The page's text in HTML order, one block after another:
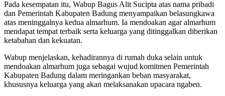
Pada kesempatan itu, Wabup Bagus Alit Sucipta atas nama pribadi
dan Pemerintah Kabupaten Badung menyampaikan belasungkawa
atas meninggalnya kedua almarhum. Ia mendoakan agar almarhum
mendapat tempat terbaik serta keluarga yang ditinggalkan diberikan
ketabahan dan kekuatan.
Wabup menjelaskan, kehadirannya di rumah duka selain untuk
mendoakan almarhum juga sebagai wujud komitmen Pemerintah
Kabupaten Badung dalam meringankan beban masyarakat,
khususnya keluarga yang akan melaksanakan upacara ngaben.